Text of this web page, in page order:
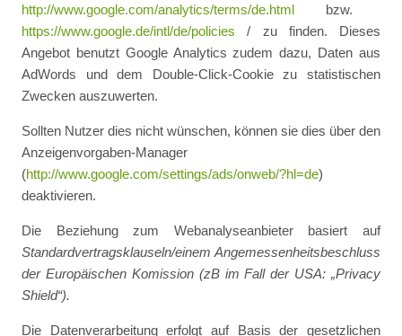
http://www.google.com/analytics/terms/de.html bzw.
https://www.google.de/intl/de/policies/ zu finden. Dieses
Angebot benutzt Google Analytics zudem dazu, Daten aus
AdWords und dem Double-Click-Cookie zu statistischen
Zwecken auszuwerten.
Sollten Nutzer dies nicht wünschen, können sie dies über den
Anzeigenvorgaben-Manager
(http://www.google.com/settings/ads/onweb/?hl=de)
deaktivieren.
Die Beziehung zum Webanalyseanbieter basiert auf
Standardvertragsklauseln/einem Angemessenheitsbeschluss
der Europäischen Komission (zB im Fall der USA: „Privacy
Shield“).
Die Datenverarbeitung erfolgt auf Basis der gesetzlichen